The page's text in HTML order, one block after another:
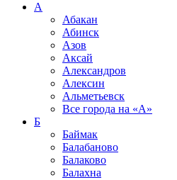
А
Абакан
Абинск
Азов
Аксай
Александров
Алексин
Альметьевск
Все города на «А»
Б
Баймак
Балабаново
Балаково
Балахна